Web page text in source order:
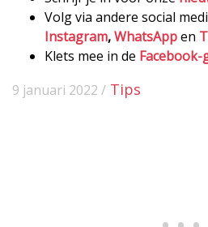
Volg via andere social
Instagram,WhatsAppen
Klets mee in de
9 januari 2022 / Tips